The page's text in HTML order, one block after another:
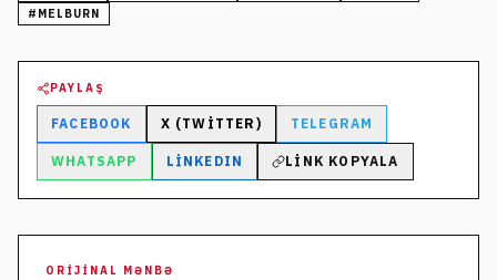
# MELBURN
PAYLAŞ
FACEBOOK X (TWITTER) TELEGRAM
WHATSAPP LINKEDIN LINK KOPYALA
ORIJINAL MƏNBƏ